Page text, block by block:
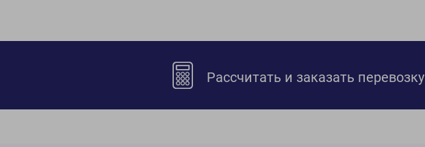
Рассчитать и заказать перевозку